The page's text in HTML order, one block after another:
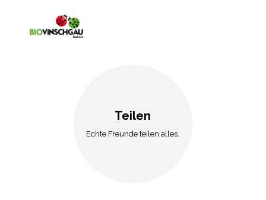
Teilen
Echte Freunde teilen alles.